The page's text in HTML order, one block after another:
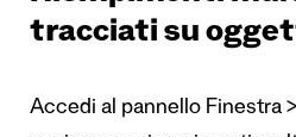
tracciati su
Accedi al pannello Finestra